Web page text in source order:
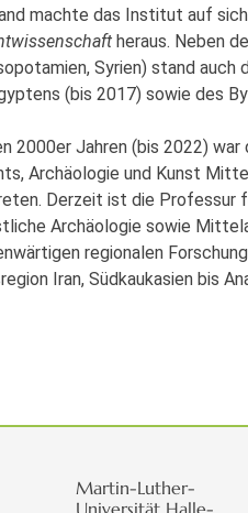
machte das Institut auf
heraus. Neben
Syrien) stand auch
(bis 2017) sowie des
2000er Jahren (bis 2022)
Archäologie und Kunst
Derzeit ist die Professur
Archäologie sowie
regionalen
Iran, Südkaukasien bis
Martin-Luther-
Universität Halle-